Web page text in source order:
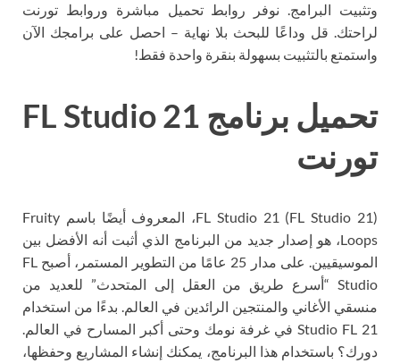
وتثبيت البرامج. نوفر روابط تحميل مباشرة وروابط تورنت
لراحتك. قل وداعًا للبحث بلا نهاية – احصل على برامجك الآن
واستمتع بالتثبيت بسهولة بنقرة واحدة فقط!
تحميل برنامج FL Studio 21
تورنت
FL Studio 21 (FL Studio 21)، المعروف أيضًا باسم Fruity
Loops، هو إصدار جديد من البرنامج الذي أثبت أنه الأفضل بين
الموسيقيين. على مدار 25 عامًا من التطوير المستمر، أصبح FL
Studio “أسرع طريق من العقل إلى المتحدث” للعديد من
منسقي الأغاني والمنتجين الرائدين في العالم. بدءًا من استخدام
Studio FL 21 في غرفة نومك وحتى أكبر المسارح في العالم.
دورك؟ باستخدام هذا البرنامج، يمكنك إنشاء المشاريع وحفظها،